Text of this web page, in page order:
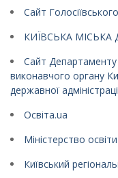
Сайт
КИЇВСЬКА МІСЬКА
Сайт Департаменту
виконавчого органу
державної
Освіта.ua
Міністерство
Київський